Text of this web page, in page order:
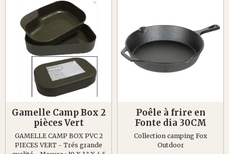
Gamelle Camp Box 2
pièces Vert
GAMELLE CAMP BOX PVC 2
PIECES VERT - Trés grande
Poêle à frire en
Fonte dia 30CM
Collection camping Fox
Outdoor